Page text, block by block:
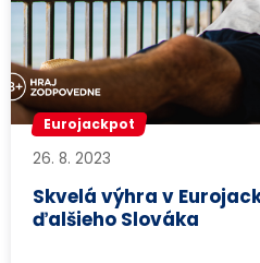
Eurojackpot
26. 8. 2023
Skvelá výhra v
ďalšieho Slováka